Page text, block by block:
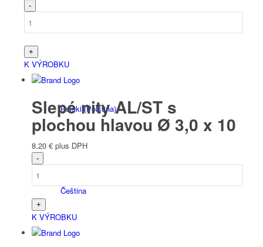
Polski(Polština)
Čeština
K VÝROBKU
Slepé nity AL/ST s
plochou hlavou Ø 3,0 x 10
8,20 € plus DPH
K VÝROBKU